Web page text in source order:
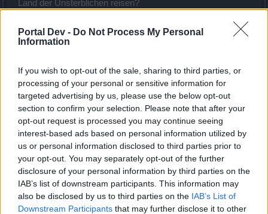
Portal Dev - Do Not Process My Personal
Information
If you wish to opt-out of the sale, sharing to third parties, or
processing of your personal or sensitive information for
targeted advertising by us, please use the below opt-out
section to confirm your selection. Please note that after your
opt-out request is processed you may continue seeing
interest-based ads based on personal information utilized by
us or personal information disclosed to third parties prior to
your opt-out. You may separately opt-out of the further
disclosure of your personal information by third parties on the
IAB’s list of downstream participants. This information may
also be disclosed by us to third parties on the IAB’s List of
Downstream Participants that may further disclose it to other
Land der Unsterblichen reisen?
Zuletzt bearbeitet: 1 Dezember 2025
1 Dezember 2025
Froggy52
Freiherr des Forums
Weiß vielleicht jemand, ob die Level Erweiterung noch
kommt?
Angesagt war ja noch in 2025, wird eng.
1 Dezember 2025